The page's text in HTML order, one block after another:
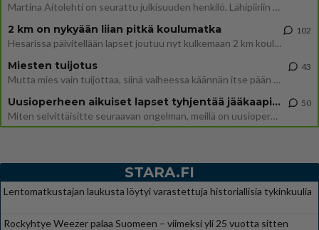
Martina Aitolehti on seurattu julkisuuden henkilö. Lähipiiriin mahtuu muitakin tunnettuja henkilöitä. Tiesitkö, että Ma
2 km on nykyään liian pitkä koulumatka
Hesarissa päivitellään lapset joutuu nyt kulkemaan 2 km kouluun jösses. Ruostefillarilla tuo matka menee vaikka miten äk
102
Miesten tuijotus
Mutta mies vain tuijottaa, siinä vaiheessa käännän itse pään pois. Mikä juttu? Yleensä jos joku tuijottaa tai katsoo, hä
43
Uusioperheen aikuiset lapset tyhjentää jääkaapin käydessään
Miten selvittäisitte seuraavan ongelman, meillä on uusioperhe, minulla teini-ikäiset lapset ja puolisolla aikuiset, jotk
50
STARA.FI
Lentomatkustajan laukusta löytyi varastettuja historiallisia tykinkuulia
Rockyhtye Weezer palaa Suomeen – viimeksi yli 25 vuotta sitten